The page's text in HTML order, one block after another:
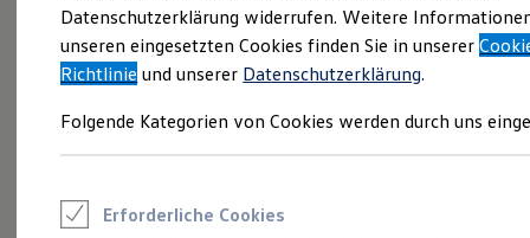
Angebote und Produkte
Aktuelle Angebote
E-Auto-Förderung
Volkswagen Marktplatz
Junge Gebrauchtwagen und Gebrauchtwagen
Saisonangebote
Datenschutzerklärung widerrufen. Weitere
unseren eingesetzten Cookies finden Sie in unserer
Richtlinie und unserer Datenschutzerklärung.
Folgende Kategorien von Cookies werden durch uns
Erforderliche Cookies